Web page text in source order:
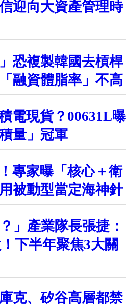
70%！第一金投信
迎向大資產管理時
恐複製韓國去槓桿
融資體脂率」不高
電現貨？00631L曝
量」冠軍
專家曝「核心＋衛
被動型當定海神針
」產業隊長張捷：
下半年聚焦3大關